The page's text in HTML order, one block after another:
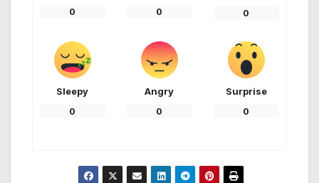
0 0 0
Sleepy
0
Angry
0
Surprise
0